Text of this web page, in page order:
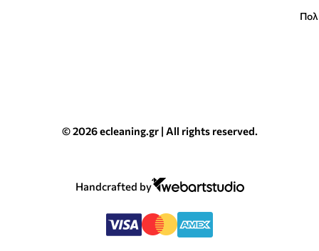
© 2026 ecleaning.gr | All rights reserved.
Handcrafted by